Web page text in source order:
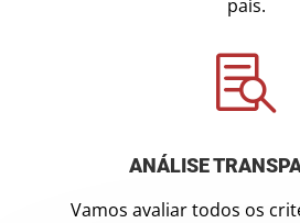
país.

ANÁLISE
Vamos avaliar todos os